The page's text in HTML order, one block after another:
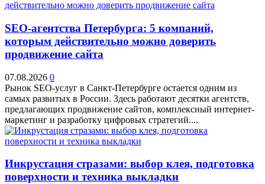
SEO-агентства Петербурга: 5 компаний,
которым действительно можно доверить
продвижение сайта
07.08.2026 0
Рынок SEO-услуг в Санкт-Петербурге остается одним из
самых развитых в России. Здесь работают десятки агентств,
предлагающих продвижение сайтов, комплексный интернет-
маркетинг и разработку цифровых стратегий....
Инкрустация стразами: выбор клея, подготовка
поверхности и техника выкладки